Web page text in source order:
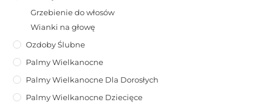
Grzebienie do włosów
Wianki na głowę
Ozdoby Ślubne
Palmy Wielkanocne
Palmy Wielkanocne Dla Dorosłych
Palmy Wielkanocne Dziecięce